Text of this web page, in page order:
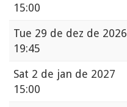
15:00
Tue 29 de dez de 2026
19:45
Sat 2 de jan de 2027
15:00